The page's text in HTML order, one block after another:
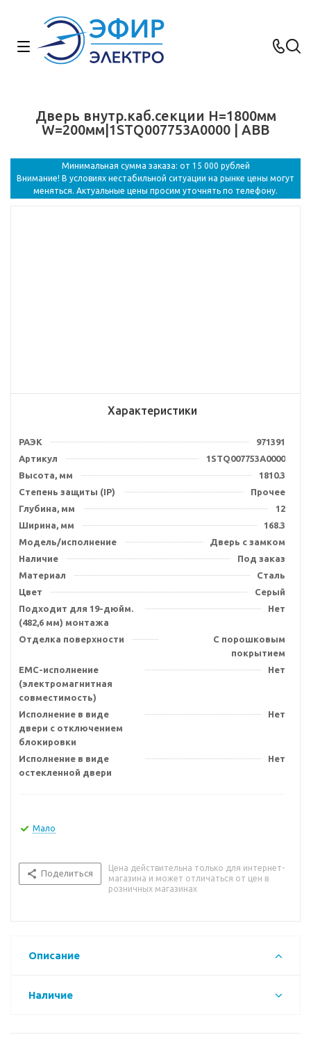
Дверь внутр.каб.секции H=1800мм
W=200мм|1STQ007753A0000 | ABB
Минимальная сумма заказа: от 15 000 рублей
Внимание! В условиях нестабильной ситуации на рынке цены могут
меняться. Актуальные цены просим уточнять по телефону.
Характеристики
РАЭК
971391
Артикул
1STQ007753A0000
Высота, мм
1810.3
Степень защиты (IP)
Прочее
Глубина, мм
12
Ширина, мм
168.3
Модель/исполнение
Дверь с замком
Наличие
Под заказ
Материал
Сталь
Цвет
Серый
Подходит для 19-дюйм.
(482,6 мм) монтажа
Нет
Отделка поверхности
С порошковым
покрытием
EMC-исполнение
(электромагнитная
совместимость)
Нет
Исполнение в виде
двери с отключением
блокировки
Нет
Исполнение в виде
остекленной двери
Нет
Мало
Поделиться
Цена действительна только для интернет-
магазина и может отличаться от цен в
розничных магазинах
Описание
Наличие